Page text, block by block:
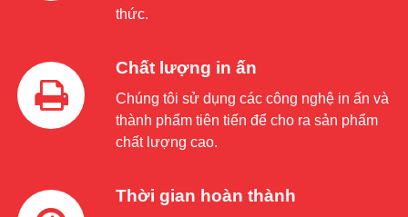
thức.
Chất lượng in ấn
Chúng tôi sử dụng các công nghệ in ấn và
thành phẩm tiên tiến để cho ra sản phẩm
chất lượng cao.
Thời gian hoàn thành